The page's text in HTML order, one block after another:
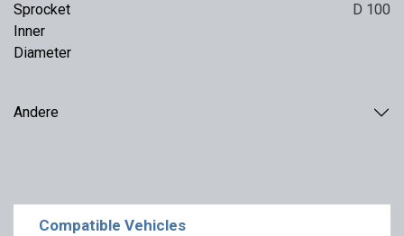
Sprocket
Inner
Diameter
D 100
Andere
Compatible Vehicles